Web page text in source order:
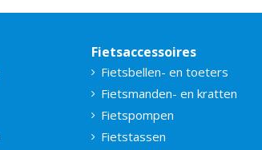
Fietsaccessoires
Fietsbellen- en toeters
Fietsmanden- en kratten
Fietspompen
Fietstassen